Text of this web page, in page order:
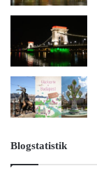
Blogstatistik